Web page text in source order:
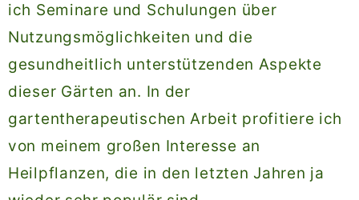
ich Seminare und Schulungen über
Nutzungsmöglichkeiten und die
gesundheitlich unterstützenden Aspekte
dieser Gärten an. In der
gartentherapeutischen Arbeit profitiere ich
von meinem großen Interesse an
Heilpflanzen, die in den letzten Jahren ja